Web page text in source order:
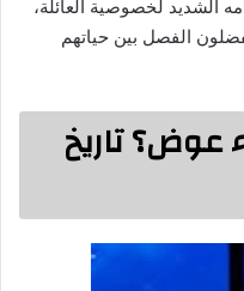
الشديد لخصوصية العائلة،
الفصل بين حياتهم
عوض؟ تاريخ